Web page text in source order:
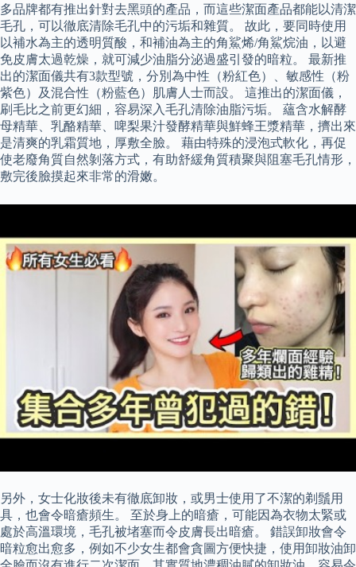
多品牌都有推出針對去黑頭的產品，而這些潔面產品都能以清潔
毛孔，可以徹底清除毛孔中的污垢和雜質。 故此，要同時使用
以補水為主的透明質酸，和補油為主的角鯊烯/角鯊烷油，以避
免皮膚太過乾燥，就可減少油脂分泌過盛引發的暗粒。 最新推
出的潔面儀共有3款型號，分別為中性（粉紅色）、敏感性（粉
紫色）及混合性（粉藍色）肌膚人士而設。 這推出的潔面儀，
刷毛比之前更幻細，容易深入毛孔清除油脂污垢。 蘊含水解酵
母精華、乳酪精華、啤梨果汁發酵精華與鮮蜂王漿精華，擠出來
是清爽的乳霜質地，厚敷全臉。 藉由特殊的浸泡式軟化，再促
使老廢角質自然剝落方式，有助舒緩角質積聚與阻塞毛孔情形，
敷完後臉摸起來非常的滑嫩。
另外，女士化妝後未有徹底卸妝，或男士使用了不潔的剃鬚用
具，也會令暗瘡頻生。 至於身上的暗瘡，可能因為衣物太緊或
處於高溫環境，毛孔被堵塞而令皮膚長出暗瘡。 錯誤卸妝會令
暗粒愈出愈多，例如不少女生都會貪圖方便快捷，使用卸妝油卸